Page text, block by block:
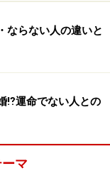
ならない人の違いと
⁉運命でない人との
マ